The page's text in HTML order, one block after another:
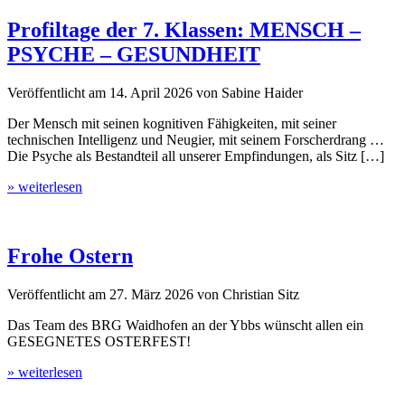
Profiltage der 7. Klassen: MENSCH –
PSYCHE – GESUNDHEIT
Veröffentlicht am 14. April 2026 von Sabine Haider
Der Mensch mit seinen kognitiven Fähigkeiten, mit seiner
technischen Intelligenz und Neugier, mit seinem Forscherdrang …
Die Psyche als Bestandteil all unserer Empfindungen, als Sitz […]
» weiterlesen
Frohe Ostern
Veröffentlicht am 27. März 2026 von Christian Sitz
Das Team des BRG Waidhofen an der Ybbs wünscht allen ein
GESEGNETES OSTERFEST!
» weiterlesen